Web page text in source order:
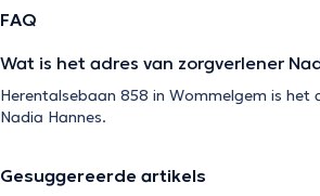
FAQ
Wat is het adres van zorgverlener
Herentalsebaan 858 in Wommelgem is het
Nadia Hannes.
Gesuggereerde artikels